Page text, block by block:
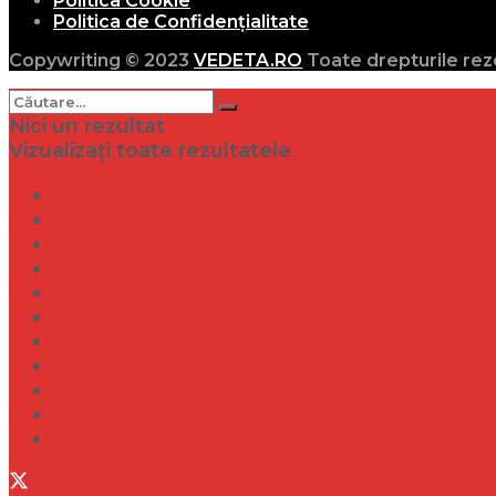
Politica de Confidențialitate
Copywriting © 2023 VEDETA.RO Toate drepturile
Nici un rezultat
Vizualizați toate rezultatele